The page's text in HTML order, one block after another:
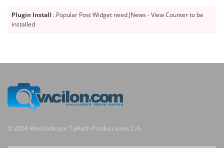
Plugin Install : Popular Post Widget need JNews - View Counter to be
installed
© 2024 Realizado por TuFlash Producciones C.A.